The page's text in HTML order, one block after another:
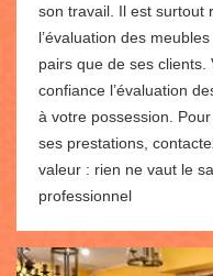
son travail. Il est surtout
l’évaluation des
pairs que de ses
confiance l’évaluation
à votre possession.
ses prestations,
valeur : rien ne vaut le
professionnel